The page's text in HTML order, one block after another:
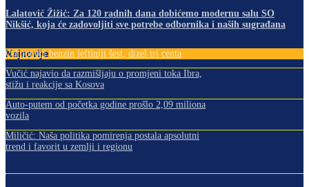
Lalatović Žižić: Za 120 radnih dana dobićemo modernu salu SO
Nikšić, koja će zadovoljiti sve potrebe odbornika i naših sugrađana
Najnovije
Od ponoći benzin jeftiniji šest, dizel tri centa
Vučić najavio da razmišljaju o promjeni toka Ibra,
stižu i reakcije sa Kosova
Auto-putem od početka godine prošlo 2,09 miliona
vozila
Miličić: Naša politika pomirenja postala apsolutni
trend i favorit u zemlji i regionu